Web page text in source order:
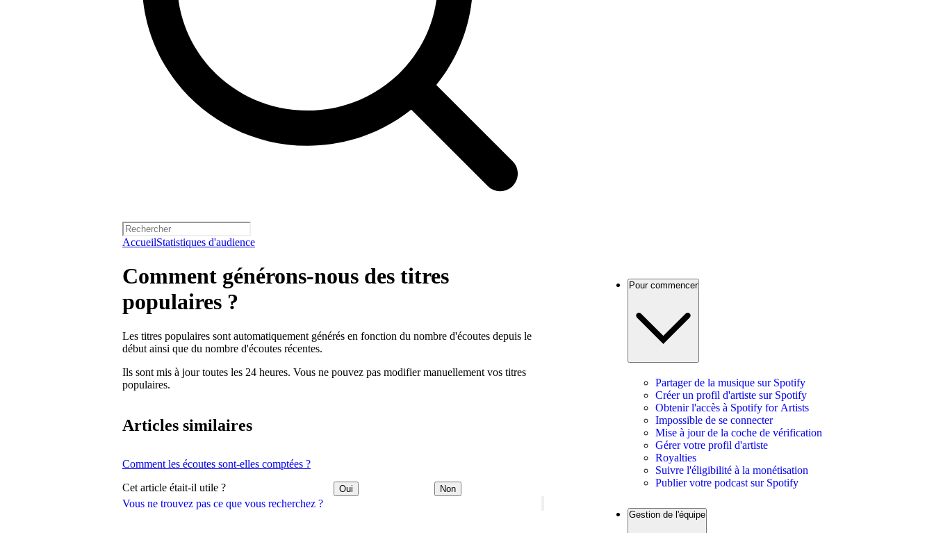
AccueilStatistiques d'audience
Vous ne trouvez pas ce que vous recherchez ?
Comment générons-nous des titres
populaires ?
Les titres populaires sont automatiquement générés en fonction du nombre d'écoutes depuis le
début ainsi que du nombre d'écoutes récentes.
Ils sont mis à jour toutes les 24 heures. Vous ne pouvez pas modifier manuellement vos titres
populaires.
Articles similaires
Comment les écoutes sont-elles comptées ?
Cet article était-il utile ? Oui Non
Pour commencer
Partager de la musique sur Spotify
Créer un profil d'artiste sur Spotify
Obtenir l'accès à Spotify for Artists
Impossible de se connecter
Mise à jour de la coche de vérification
Gérer votre profil d'artiste
Royalties
Suivre l'éligibilité à la monétisation
Publier votre podcast sur Spotify
Gestion de l'équipe